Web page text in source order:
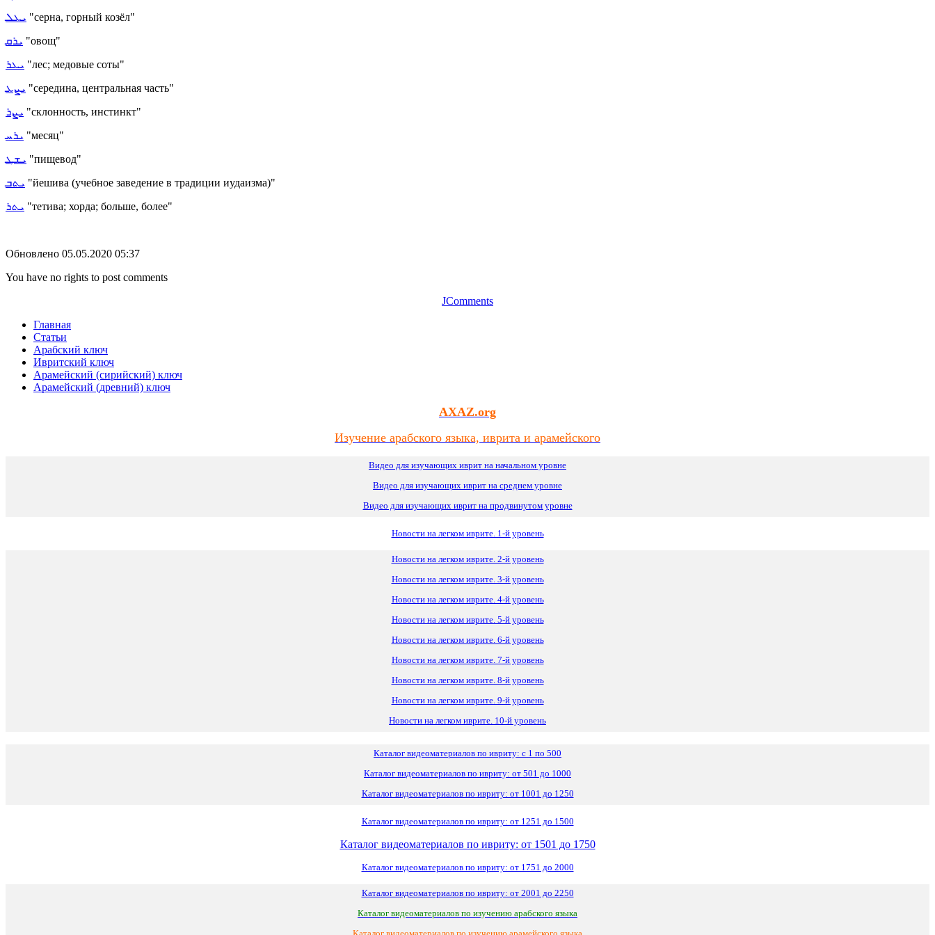
ܝܥܠ "серна, горный козёл"
ܝܪܩ "овощ"
ܝܥܪ "лес; медовые соты"
ܝܨܥ "середина, центральная часть"
ܝܨܪ "склонность, инстинкт"
ܝܪܚ "месяц"
ܝܫܛ "пищевод"
ܝܬܒ "йешива (учебное заведение в традиции иудаизма)"
ܝܬܪ "тетива; хорда; больше, более"
Обновлено 05.05.2020 05:37
You have no rights to post comments
JComments
Главная
Статьи
Арабский ключ
Ивритский ключ
Арамейский (сирийский) ключ
Арамейский (древний) ключ
AXAZ.org
Изучение арабского языка, иврита и арамейского
Видео для изучающих иврит на начальном уровне
Видео для изучающих иврит на среднем уровне
Видео для изучающих иврит на продвинутом уровне
Новости на легком иврите. 1-й уровень
Новости на легком иврите. 2-й уровень
Новости на легком иврите. 3-й уровень
Новости на легком иврите. 4-й уровень
Новости на легком иврите. 5-й уровень
Новости на легком иврите. 6-й уровень
Новости на легком иврите. 7-й уровень
Новости на легком иврите. 8-й уровень
Новости на легком иврите. 9-й уровень
Новости на легком иврите. 10-й уровень
Каталог видеоматериалов по ивриту: с 1 по 500
Каталог видеоматериалов по ивриту: от 501 до 1000
Каталог видеоматериалов по ивриту: от 1001 до 1250
Каталог видеоматериалов по ивриту: от 1251 до 1500
Каталог видеоматериалов по ивриту: от 1501 до 1750
Каталог видеоматериалов по ивриту: от 1751 до 2000
Каталог видеоматериалов по ивриту: от 2001 до 2250
Каталог видеоматериалов по изучению арабского языка